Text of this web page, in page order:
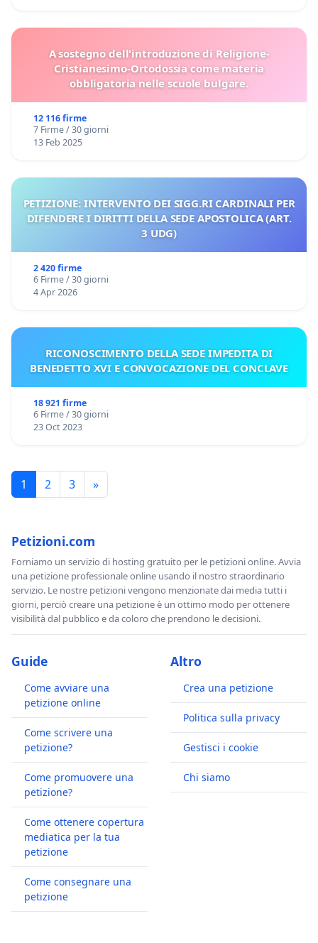
A sostegno dell'introduzione di Religione-
Cristianesimo-Ortodossia come materia
obbligatoria nelle scuole bulgare.
12 116 firme
7 Firme / 30 giorni
13 Feb 2025
PETIZIONE: INTERVENTO DEI SIGG.RI CARDINALI PER
DIFENDERE I DIRITTI DELLA SEDE APOSTOLICA (ART.
3 UDG)
2 420 firme
6 Firme / 30 giorni
4 Apr 2026
RICONOSCIMENTO DELLA SEDE IMPEDITA DI
BENEDETTO XVI E CONVOCAZIONE DEL CONCLAVE
18 921 firme
6 Firme / 30 giorni
23 Oct 2023
1 2 3 »
Petizioni.com
Forniamo un servizio di hosting gratuito per le petizioni online. Avvia
una petizione professionale online usando il nostro straordinario
servizio. Le nostre petizioni vengono menzionate dai media tutti i
giorni, perciò creare una petizione è un ottimo modo per ottenere
visibilità dal pubblico e da coloro che prendono le decisioni.
Guide
Come avviare una
petizione online
Come scrivere una
petizione?
Come promuovere una
petizione?
Come ottenere copertura
mediatica per la tua
petizione
Come consegnare una
petizione
Altro
Crea una petizione
Politica sulla privacy
Gestisci i cookie
Chi siamo